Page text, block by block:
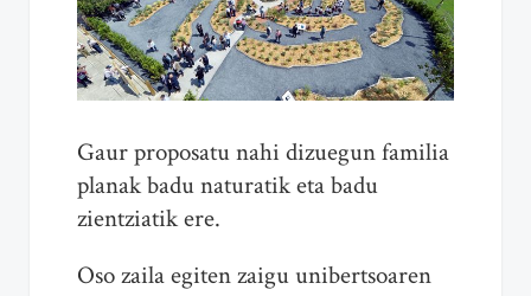
Gaur proposatu nahi dizuegun familia
planak badu naturatik eta badu
zientziatik ere.
Oso zaila egiten zaigu unibertsoaren